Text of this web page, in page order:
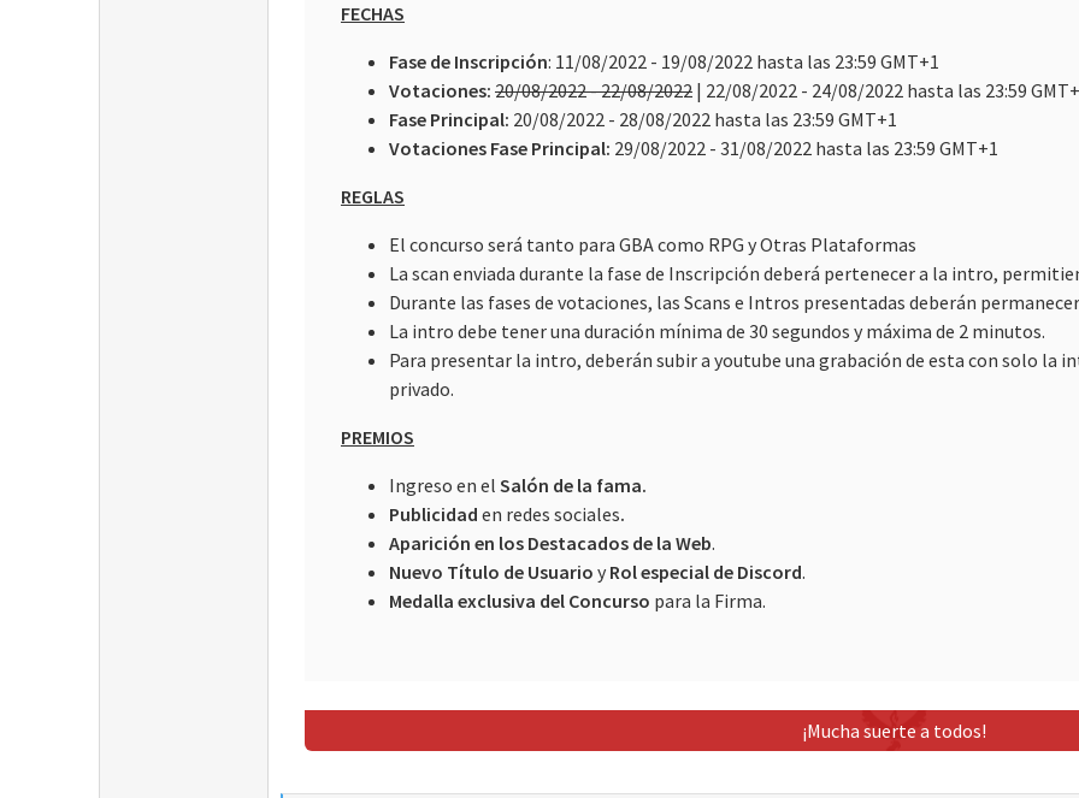
FECHAS
Fase de Inscripción: 11/08/2022 - 19/08/2022 hasta las 23:59 GMT+1​
Votaciones: 20/08/2022 - 22/08/2022 | 22/08/2022 - 24/08/2022 hasta las 23:59
Fase Principal: 20/08/2022 - 28/08/2022 hasta las 23:59 GMT+1​
Votaciones Fase Principal: 29/08/2022 - 31/08/2022 hasta las 23:59 GMT+1​
REGLAS
El concurso será tanto para GBA como RPG y Otras Plataformas
La scan enviada durante la fase de Inscripción deberá pertenecer a la intro,
Durante las fases de votaciones, las Scans e Intros presentadas deberán
La intro debe tener una duración mínima de 30 segundos y máxima de 2 minutos.
Para presentar la intro, deberán subir a youtube una grabación de esta con solo la
privado.
PREMIOS
Ingreso en el Salón de la fama.
Publicidad en redes sociales.
Aparición en los Destacados de la Web.
Nuevo Título de Usuario y Rol especial de Discord.
Medalla exclusiva del Concurso para la Firma.
¡Mucha suerte a todos!